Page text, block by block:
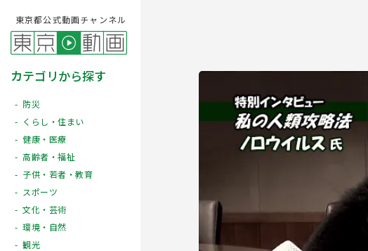
東京都公式動画チャンネル
カテゴリから探す
防災
くらし・住まい
健康・医療
高齢者・福祉
子供・若者・教育
スポーツ
文化・芸術
環境・自然
観光
Play